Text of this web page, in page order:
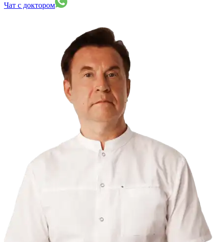
Чат с доктором